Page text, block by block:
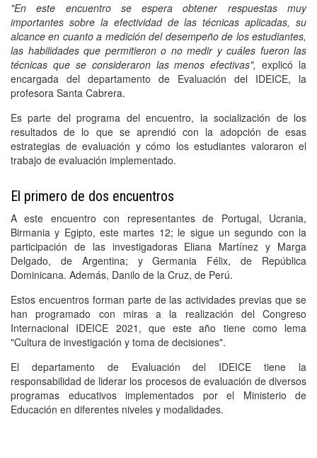
"En este encuentro se espera obtener respuestas muy
importantes sobre la efectividad de las técnicas aplicadas, su
alcance en cuanto a medición del desempeño de los estudiantes,
las habilidades que permitieron o no medir y cuáles fueron las
técnicas que se consideraron las menos efectivas", explicó la
encargada del departamento de Evaluación del IDEICE, la
profesora Santa Cabrera.
Es parte del programa del encuentro, la socialización de los
resultados de lo que se aprendió con la adopción de esas
estrategias de evaluación y cómo los estudiantes valoraron el
trabajo de evaluación implementado.
El primero de dos encuentros
A este encuentro con representantes de Portugal, Ucrania,
Birmania y Egipto, este martes 12; le sigue un segundo con la
participación de las investigadoras Eliana Martínez y Marga
Delgado, de Argentina; y Germania Félix, de República
Dominicana. Además, Danilo de la Cruz, de Perú.
Estos encuentros forman parte de las actividades previas que se
han programado con miras a la realización del Congreso
Internacional IDEICE 2021, que este año tiene como lema
"Cultura de investigación y toma de decisiones".
El departamento de Evaluación del IDEICE tiene la
responsabilidad de liderar los procesos de evaluación de diversos
programas educativos implementados por el Ministerio de
Educación en diferentes niveles y modalidades.